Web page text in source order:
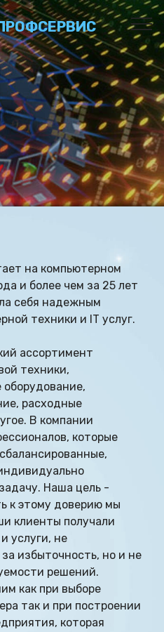
на компьютерном
и более чем за 25 лет
себя надежным
техники и IT услуг.
ассортимент
техники,
оборудование,
расходные
В компании
которые
Наша цель -
к этому доверию мы
клиенты получали
услуги, не
избыточность, но и не
решений.
как при выборе
так и при построении
которая